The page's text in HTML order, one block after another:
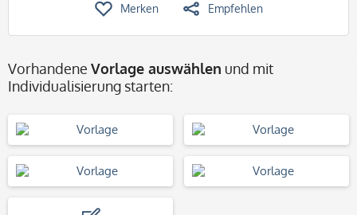
Merken Empfehlen
Vorhandene Vorlage auswählen und mit
Individualisierung starten: